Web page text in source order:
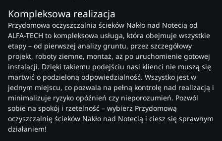
Kompleksowa realizacja
Przydomowa oczyszczalnia ścieków Nakło nad Notecią od
ALFA-TECH to kompleksowa usługa, która obejmuje wszystkie
etapy – od pierwszej analizy gruntu, przez szczegółowy
projekt, roboty ziemne, montaż, aż po uruchomienie gotowej
instalacji. Dzięki takiemu podejściu nasi klienci nie muszą się
martwić o podzieloną odpowiedzialność. Wszystko jest w
jednym miejscu, co pozwala na pełną kontrolę nad realizacją i
minimalizuje ryzyko opóźnień czy nieporozumień. Pozwól
sobie na spokój i rzetelność – wybierz Przydomową
oczyszczalnię ścieków Nakło nad Notecią i ciesz się sprawnym
działaniem!